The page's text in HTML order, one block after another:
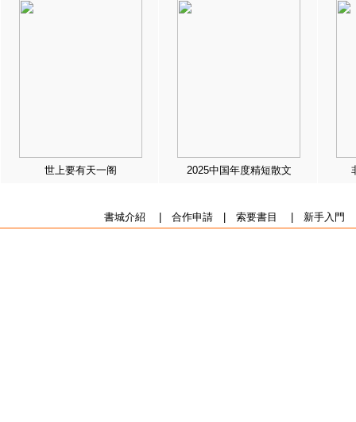
世上要有天一阁 2025中国年度精短散文
書城介紹 合作申請| 索要書目 新手入門